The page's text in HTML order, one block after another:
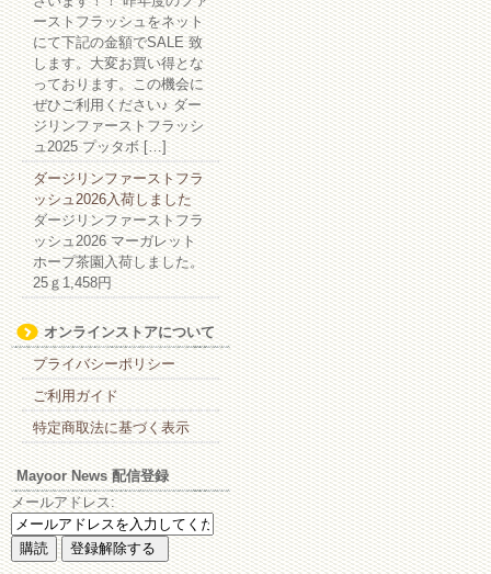
ーストフラッシュをネット
にて下記の金額でSALE 致
します。大変お買い得とな
っております。この機会に
ぜひご利用ください♪ ダー
ジリンファーストフラッシ
ュ2025 プッタボ […]
ダージリンファーストフラ
ッシュ2026入荷しました
ダージリンファーストフラ
ッシュ2026 マーガレット
ホープ茶園入荷しました。
25ｇ1,458円
オンラインストアについて
プライバシーポリシー
ご利用ガイド
特定商取法に基づく表示
Mayoor News 配信登録
メールアドレス: